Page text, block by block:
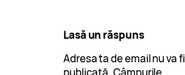
Lasă un răspuns
Adresa ta de email nu va fi